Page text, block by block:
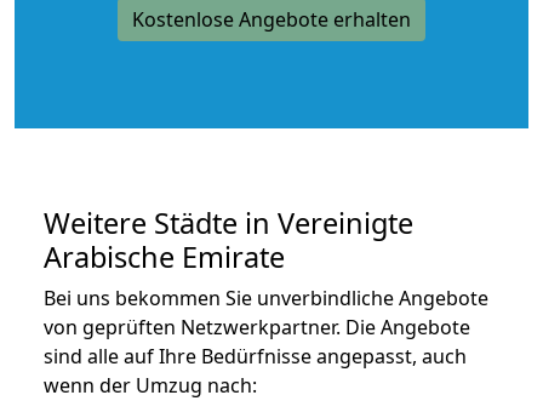
Kostenlose Angebote erhalten
Weitere Städte in Vereinigte
Arabische Emirate
Bei uns bekommen Sie unverbindliche Angebote
von geprüften Netzwerkpartner. Die Angebote
sind alle auf Ihre Bedürfnisse angepasst, auch
wenn der Umzug nach: